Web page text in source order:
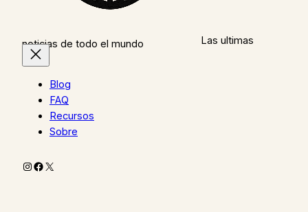
Las ultimas
noticias de todo el mundo
Blog
FAQ
Recursos
Sobre
Instagram
Facebook
X